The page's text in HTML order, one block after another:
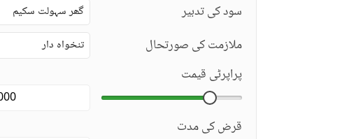
سود کی تدبیر گھر سہولت سکیم
ملازمت کی صورتحال تنخواہ دار
پراپرٹی قیمت
قرض کی مدت